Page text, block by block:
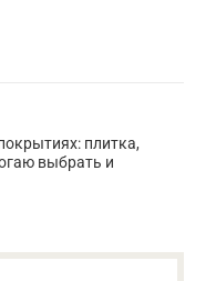
плитка,
выбрать и